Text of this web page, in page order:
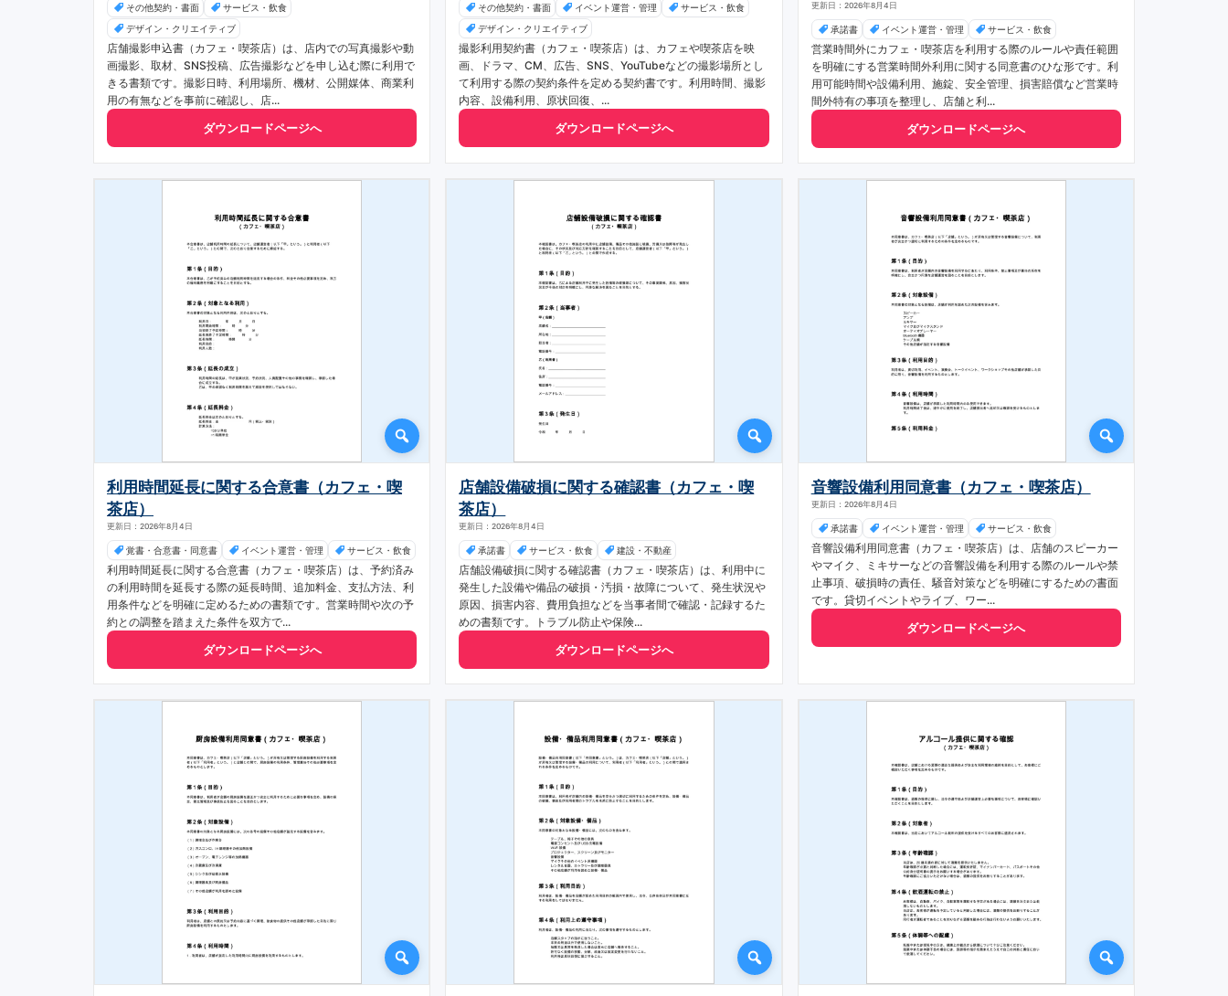
その他契約・書面
サービス・飲食
デザイン・クリエイティブ
店舗撮影申込書（カフェ・喫茶店）は、店内での写真撮影や動
画撮影、取材、SNS投稿、広告撮影などを申し込む際に利用で
きる書類です。撮影日時、利用場所、機材、公開媒体、商業利
用の有無などを事前に確認し、店...
ダウンロードページへ
その他契約・書面 イベント運営・管理
サービス・飲食
デザイン・クリエイティブ
撮影利用契約書（カフェ・喫茶店）は、カフェや喫茶店を映
画、ドラマ、CM、広告、SNS、YouTubeなどの撮影場所とし
て利用する際の契約条件を定める契約書です。利用時間、撮影
内容、設備利用、原状回復、...
ダウンロードページへ
更新日：2026年8月4日
承諾書 イベント運営・管理 サービス・飲食
営業時間外にカフェ・喫茶店を利用する際のルールや責任範囲
を明確にする営業時間外利用に関する同意書のひな形です。利
用可能時間や設備利用、施錠、安全管理、損害賠償など営業時
間外特有の事項を整理し、店舗と利...
ダウンロードページへ
利用時間延長に関する合意書（カフェ・喫
茶店）
更新日：2026年8月4日
覚書・合意書・同意書 イベント運営・管理 サービス・飲食
利用時間延長に関する合意書（カフェ・喫茶店）は、予約済み
の利用時間を延長する際の延長時間、追加料金、支払方法、利
用条件などを明確に定めるための書類です。営業時間や次の予
約との調整を踏まえた条件を双方で...
ダウンロードページへ
店舗設備破損に関する確認書（カフェ・喫
茶店）
更新日：2026年8月4日
承諾書 サービス・飲食 建設・不動産
店舗設備破損に関する確認書（カフェ・喫茶店）は、利用中に
発生した設備や備品の破損・汚損・故障について、発生状況や
原因、損害内容、費用負担などを当事者間で確認・記録するた
めの書類です。トラブル防止や保険...
ダウンロードページへ
音響設備利用同意書（カフェ・喫茶店）
更新日：2026年8月4日
承諾書 イベント運営・管理 サービス・飲食
音響設備利用同意書（カフェ・喫茶店）は、店舗のスピーカー
やマイク、ミキサーなどの音響設備を利用する際のルールや禁
止事項、破損時の責任、騒音対策などを明確にするための書面
です。貸切イベントやライブ、ワー...
ダウンロードページへ